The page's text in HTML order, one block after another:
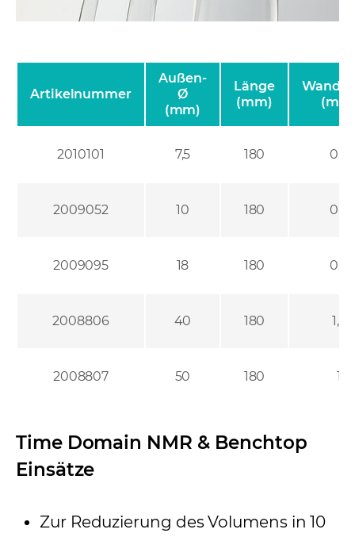
Artikelnummer
Außen-
Ø
(mm)
Länge
(mm)
2010101 7,5 180 0,6
2009052 10 180 0,6
2009095 18 180 0,6
2008806 40 180 1,2
2008807 50 180 1
Time Domain NMR & Benchtop
Einsätze
Zur Reduzierung des Volumens in 10